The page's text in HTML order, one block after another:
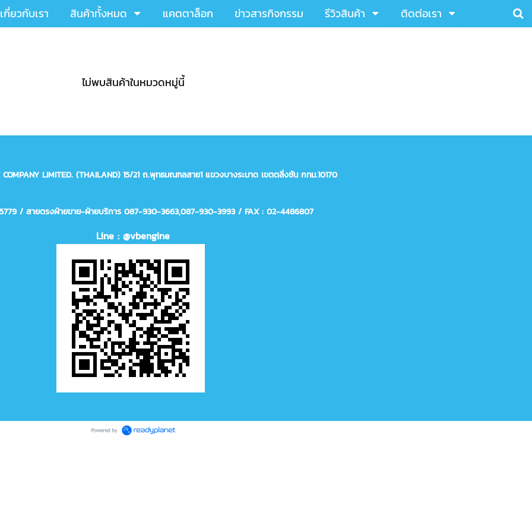
เกี่ยวกับเรา สินค้าทั้งหมด แคตตาล็อก ข่าวสารกิจกรรม รีวิวสินค้า ติดต่อเรา
ไม่พบสินค้าในหมวดหมู่นี้
LIMITED. (THAILAND)15/21 ถ.พุทธมณฑลสาย1 แขวงบางระมาด เขตตลิ่งชัน กทม.10170
/ สายตรงฝ่ายขาย-ฝ่ายบริการ 087-930-3663,087-930-3993/ FAX : 02-4486807
Line : @vbengine